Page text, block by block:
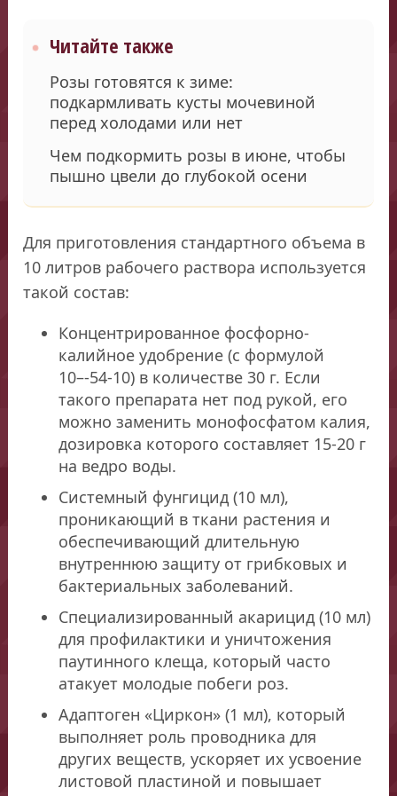
Читайте также
Розы готовятся к зиме:
подкармливать кусты мочевиной
перед холодами или нет
Чем подкормить розы в июне, чтобы
пышно цвели до глубокой осени
Для приготовления стандартного объема в
10 литров рабочего раствора используется
такой состав:
Концентрированное фосфорно-
калийное удобрение (с формулой
10–-54-10) в количестве 30 г. Если
такого препарата нет под рукой, его
можно заменить монофосфатом калия,
дозировка которого составляет 15-20 г
на ведро воды.
Системный фунгицид (10 мл),
проникающий в ткани растения и
обеспечивающий длительную
внутреннюю защиту от грибковых и
бактериальных заболеваний.
Специализированный акарицид (10 мл)
для профилактики и уничтожения
паутинного клеща, который часто
атакует молодые побеги роз.
Адаптоген «Циркон» (1 мл), который
выполняет роль проводника для
других веществ, ускоряет их усвоение
листовой пластиной и повышает